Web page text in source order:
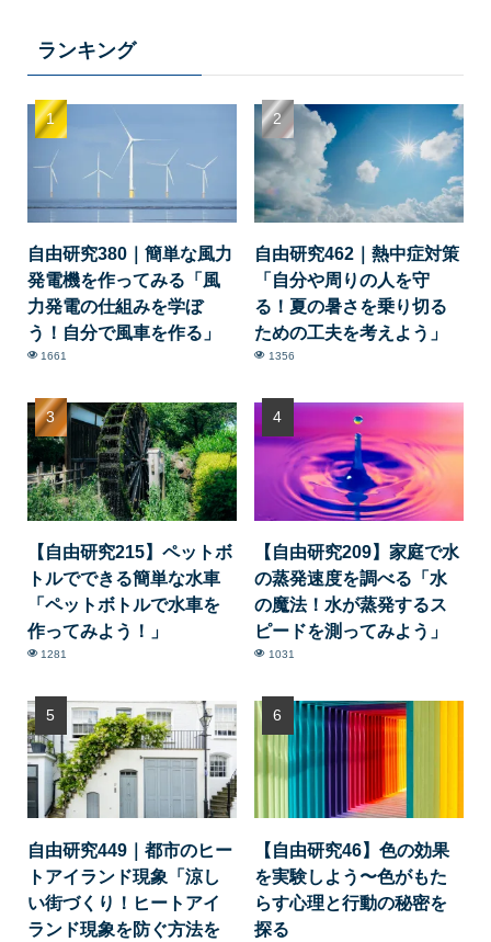
ランキング
自由研究380｜簡単な風力
発電機を作ってみる「風
力発電の仕組みを学ぼ
う！自分で風車を作る」
1661
自由研究462｜熱中症対策
「自分や周りの人を守
る！夏の暑さを乗り切る
ための工夫を考えよう」
1356
【自由研究215】ペットボ
トルでできる簡単な水車
「ペットボトルで水車を
作ってみよう！」
1281
【自由研究209】家庭で水
の蒸発速度を調べる「水
の魔法！水が蒸発するス
ピードを測ってみよう」
1031
自由研究449｜都市のヒー
トアイランド現象「涼し
い街づくり！ヒートアイ
ランド現象を防ぐ方法を
【自由研究46】色の効果
を実験しよう〜色がもた
らす心理と行動の秘密を
探る